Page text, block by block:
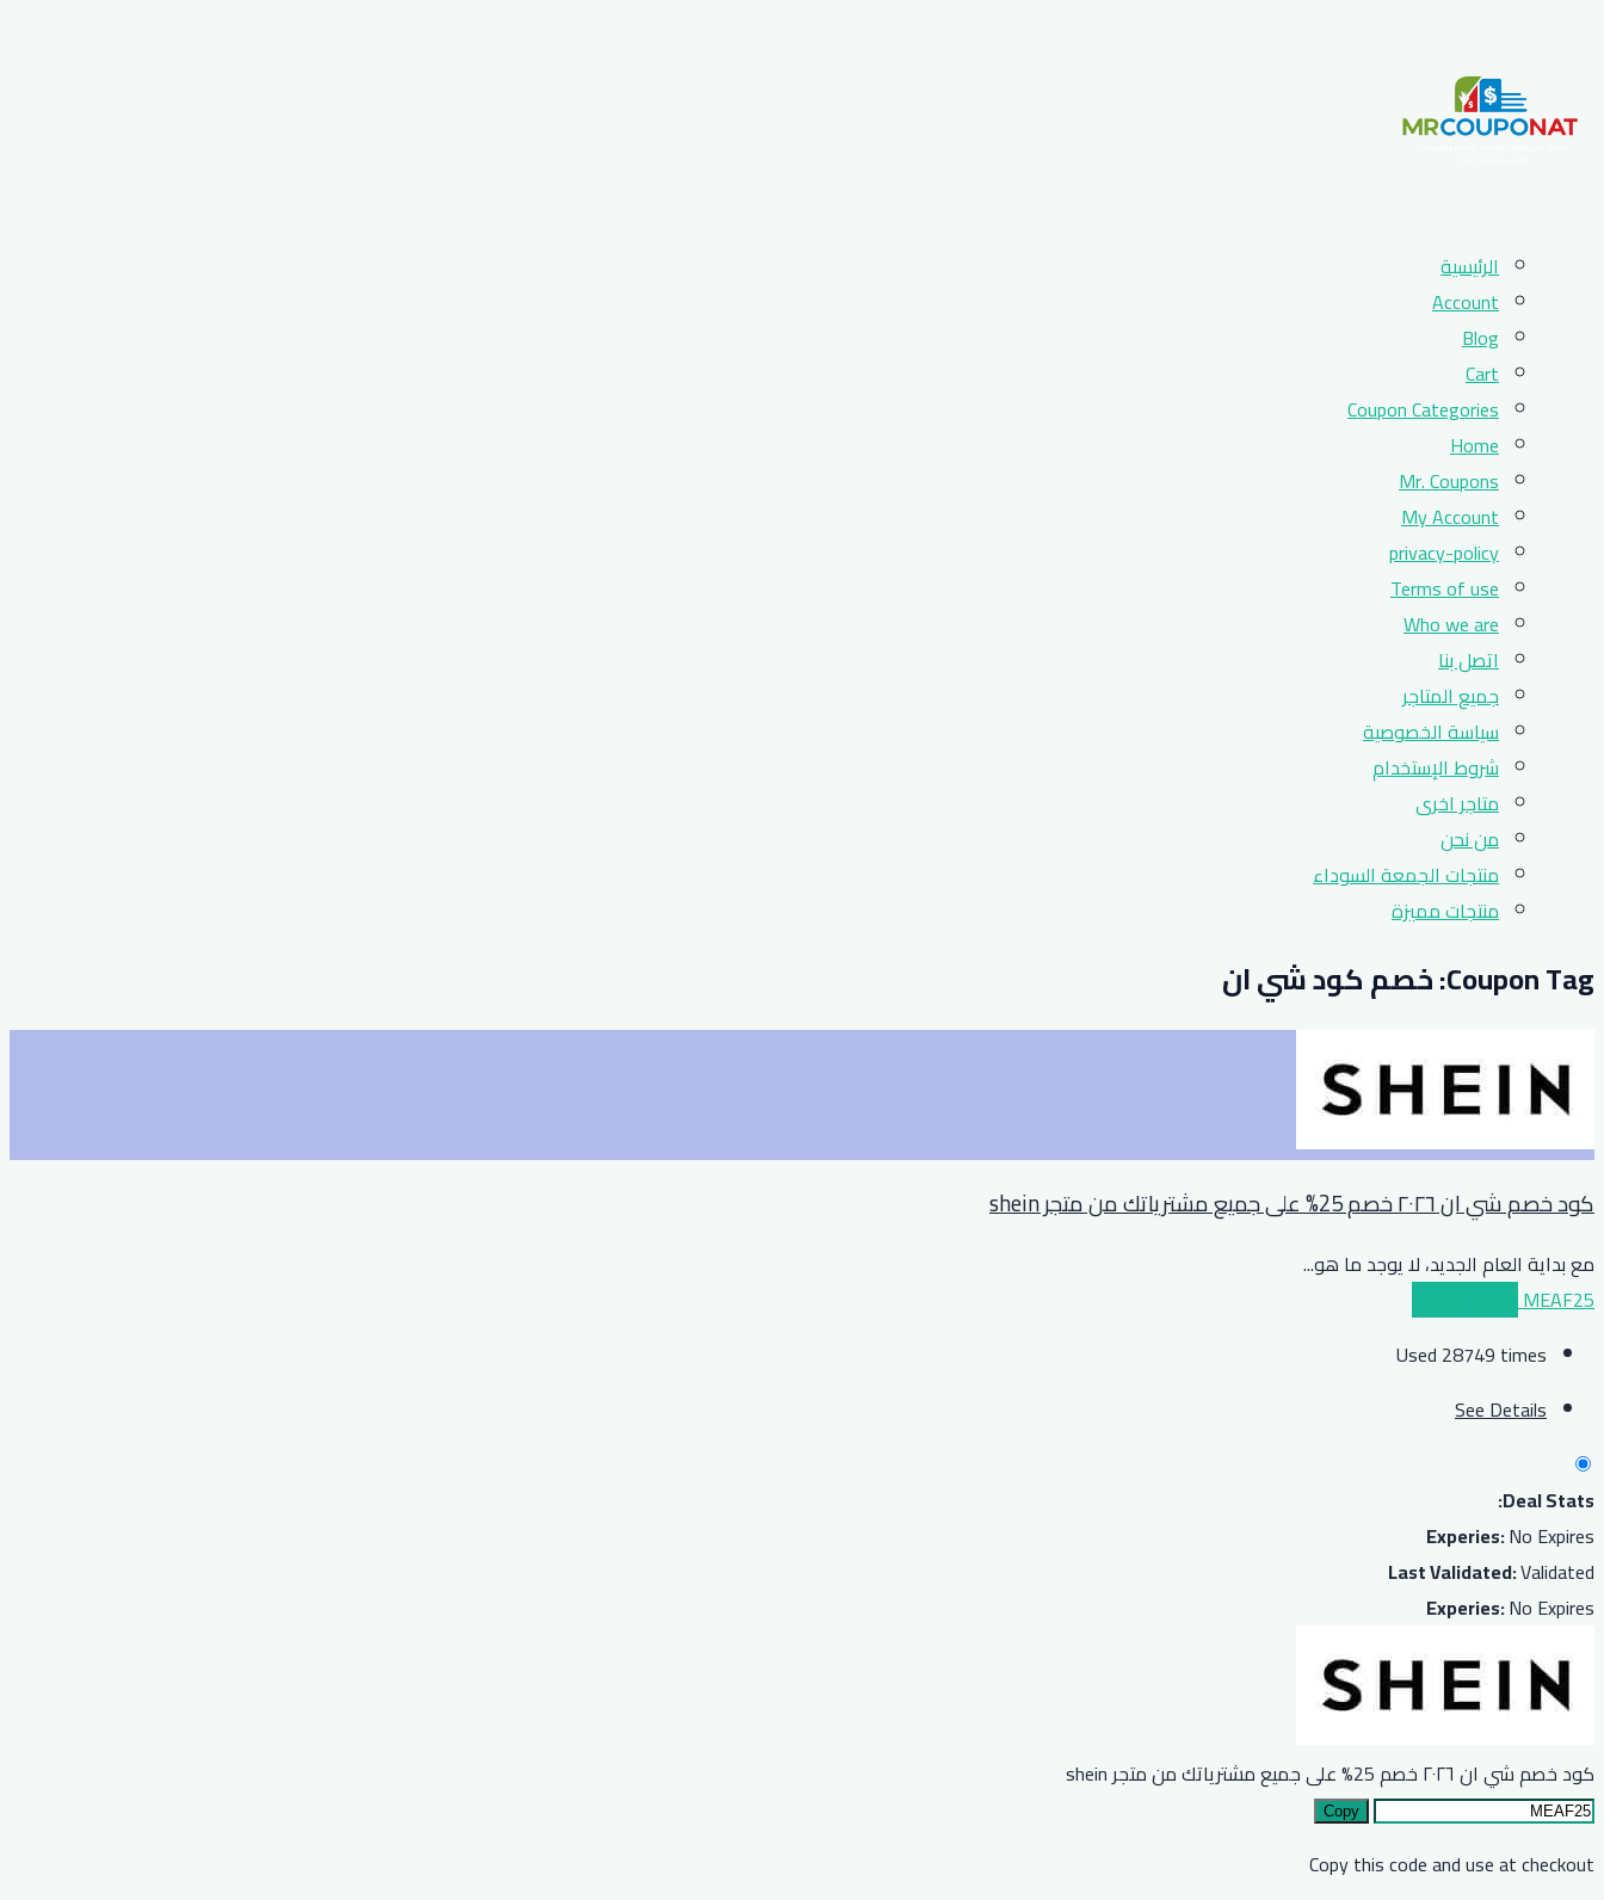
الرئيسية
Account
Blog
Cart
Coupon Categories
Home
Mr. Coupons
My Account
privacy-policy
Terms of use
Who we are
اتصل بنا
جميع المتاجر
سياسة الخصوصية
شروط الإستخدام
متاجر اخرى
من نحن
منتجات الجمعة السوداء
منتجات مميزة
Coupon Tag: خصم كود شي ان
كود خصم شي ان ٢٠٢٦ خصم 25% على جميع مشترياتك من متجر shein
مع بداية العام الجديد، لا يوجد ما هو...
MEAF25
Used 28749 times
See Details
Deal Stats:
Experies:No Expires
Last Validated:Validated
Experies:No Expires
كود خصم شي ان ٢٠٢٦ خصم 25% على جميع مشترياتك من متجر shein
Copy
Copy this code and use at checkout